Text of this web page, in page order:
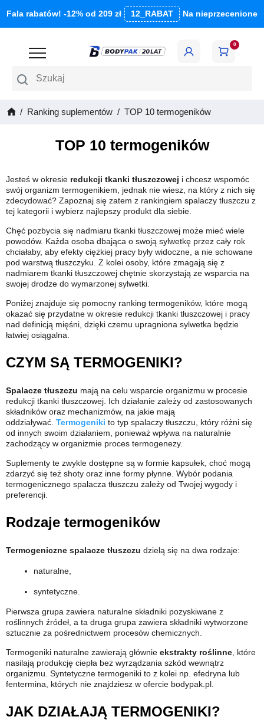
Fala rabatów! -12% od 209 zł 12_RABAT Na nieprzecenione
Szukaj
0
Ranking suplementów TOP 10 termogeników
TOP 10 termogeników
Jesteś w okresie redukcji tkanki tłuszczowej i chcesz wspomóc
swój organizm termogenikiem, jednak nie wiesz, na który z nich się
zdecydować? Zapoznaj się zatem z rankingiem spalaczy tłuszczu z
tej kategorii i wybierz najlepszy produkt dla siebie.
Chęć pozbycia się nadmiaru tkanki tłuszczowej może mieć wiele
powodów. Każda osoba dbająca o swoją sylwetkę przez cały rok
chciałaby, aby efekty ciężkiej pracy były widoczne, a nie schowane
pod warstwą tłuszczyku. Z kolei osoby, które zmagają się z
nadmiarem tkanki tłuszczowej chętnie skorzystają ze wsparcia na
swojej drodze do wymarzonej sylwetki.
Poniżej znajduje się pomocny ranking termogeników, które mogą
okazać się przydatne w okresie redukcji tkanki tłuszczowej i pracy
nad definicją mięśni, dzięki czemu upragniona sylwetka będzie
łatwiej osiągalna.
CZYM SĄ TERMOGENIKI?
Spalacze tłuszczu mają na celu wsparcie organizmu w procesie
redukcji tkanki tłuszczowej. Ich działanie zależy od zastosowanych
składników oraz mechanizmów, na jakie mają
oddziaływać. Termogeniki to typ spalaczy tłuszczu, który różni się
od innych swoim działaniem, ponieważ wpływa na naturalnie
zachodzący w organizmie proces termogenezy.
Suplementy te zwykle dostępne są w formie kapsułek, choć mogą
zdarzyć się też shoty oraz inne formy płynne. Wybór podania
termogenicznego spalacza tłuszczu zależy od Twojej wygody i
preferencji.
Rodzaje termogeników
Termogeniczne spalacze tłuszczu dzielą się na dwa rodzaje:
naturalne,
syntetyczne.
Pierwsza grupa zawiera naturalne składniki pozyskiwane z
roślinnych źródeł, a ta druga grupa zawiera składniki wytworzone
sztucznie za pośrednictwem procesów chemicznych.
Termogeniki naturalne zawierają głównie ekstrakty roślinne , które
nasilają produkcję ciepła bez wyrządzania szkód wewnątrz
organizmu. Syntetyczne termogeniki to z kolei np. efedryna lub
fentermina, których nie znajdziesz w ofercie bodypak.pl.
JAK DZIAŁAJĄ TERMOGENIKI?